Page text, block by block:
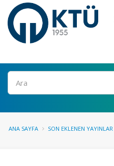
Ara
ANA SAYFA SON EKLENEN YAYINLAR